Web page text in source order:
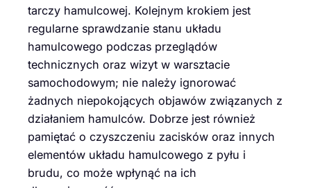
tarczy hamulcowej. Kolejnym krokiem jest
regularne sprawdzanie stanu układu
hamulcowego podczas przeglądów
technicznych oraz wizyt w warsztacie
samochodowym; nie należy ignorować
żadnych niepokojących objawów związanych z
działaniem hamulców. Dobrze jest również
pamiętać o czyszczeniu zacisków oraz innych
elementów układu hamulcowego z pyłu i
brudu, co może wpłynąć na ich